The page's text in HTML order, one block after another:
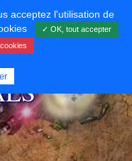
acceptez l'utilisation de
✓ OK, tout accepter